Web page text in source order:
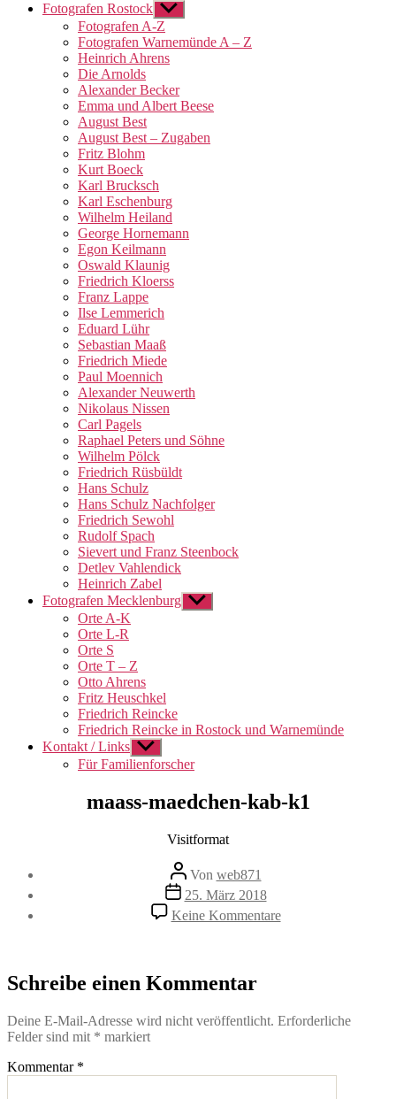
Fotografen Rostock Untermenü
anzeigen
Fotografen A-Z
Fotografen Warnemünde A – Z
Heinrich Ahrens
Die Arnolds
Alexander Becker
Emma und Albert Beese
August Best
August Best – Zugaben
Fritz Blohm
Kurt Boeck
Karl Brucksch
Karl Eschenburg
Wilhelm Heiland
George Hornemann
Egon Keilmann
Oswald Klaunig
Friedrich Kloerss
Franz Lappe
Ilse Lemmerich
Eduard Lühr
Sebastian Maaß
Friedrich Miede
Paul Moennich
Alexander Neuwerth
Nikolaus Nissen
Carl Pagels
Raphael Peters und Söhne
Wilhelm Pölck
Friedrich Rüsbüldt
Hans Schulz
Hans Schulz Nachfolger
Friedrich Sewohl
Rudolf Spach
Sievert und Franz Steenbock
Detlev Vahlendick
Heinrich Zabel
Fotografen Mecklenburg Untermenü
anzeigen
Orte A-K
Orte L-R
Orte S
Orte T – Z
Otto Ahrens
Fritz Heuschkel
Friedrich Reincke
Friedrich Reincke in Rostock und Warnemünde
Kontakt / Links Untermenü
anzeigen
Für Familienforscher
maass-maedchen-kab-k1
Visitformat
Beitragsautor
Von web871
Veröffentlichungsdatum
25. März 2018
Keine Kommentarezu
maass-
Schreibe einen Kommentar
Deine E-Mail-Adresse wird nicht veröffentlicht. Erforderliche
Felder sind mit * markiert
Kommentar *